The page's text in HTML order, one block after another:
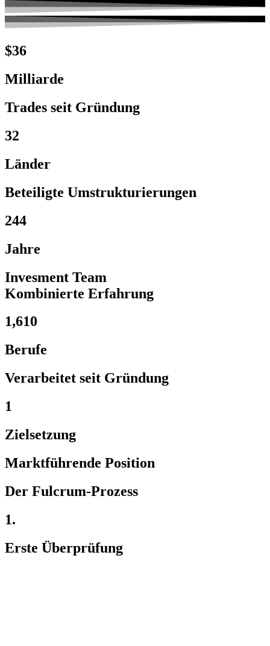
$36
Milliarde
Trades seit Gründung
32
Länder
Beteiligte Umstrukturierungen
244
Jahre
Invesment Team
Kombinierte Erfahrung
1,610
Berufe
Verarbeitet seit Gründung
1
Zielsetzung
Marktführende Position
Der Fulcrum-Prozess
1.
Erste Überprüfung